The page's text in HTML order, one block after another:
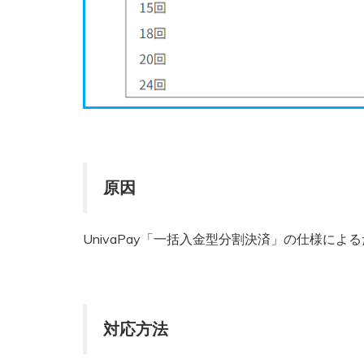
原因
UnivaPay「一括入金型分割決済」の仕様によ
対応方法